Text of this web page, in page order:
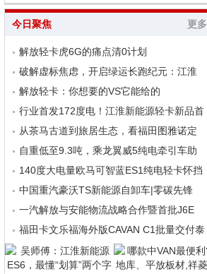
今日聚焦 更多
解放轻卡虎6G的痛点清0计划
破解虚标焦虑，开启绿运长跑纪元：江淮
解放轻卡：你想要的VS它能给的
行业首发172度电！江淮新能源轻卡新品首
从茶马古道到旅居生态，看福田图雅诺定
自重低至9.3吨，乘龙翼威5纯电牵引车助
140度大电量欧马可智蓝ES1纯电轻卡怀挡
中国重汽豪沃TS新能源自卸车|零碳先锋
一汽解放与安能物流战略合作暨首批J6E
福田卡文乐福海外版CAVAN C1批量交付泰